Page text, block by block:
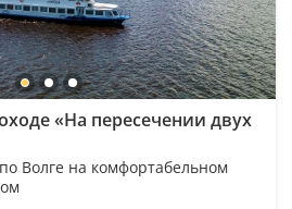
«На пересечении двух
Волге на комфортабельном